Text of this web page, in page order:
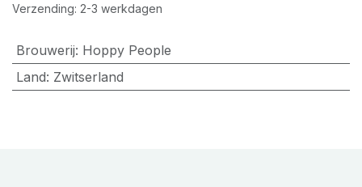
Verzending: 2-3 werkdagen
Brouwerij: Hoppy People
Land: Zwitserland